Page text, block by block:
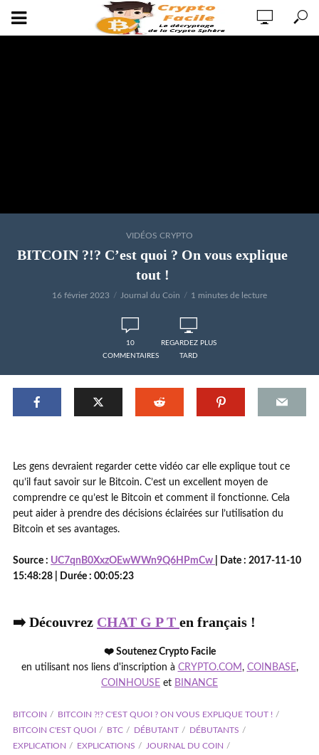
VIDÉOS CRYPTO
BITCOIN ?!? C’est quoi ? On vous explique
tout !
16 février 2023 Journal du Coin 1 minutes de lecture
10
COMMENTAIRES
REGARDEZ PLUS
TARD
Les gens devraient regarder cette vidéo car elle explique tout ce
qu’il faut savoir sur le Bitcoin. C’est un excellent moyen de
comprendre ce qu’est le Bitcoin et comment il fonctionne. Cela
peut aider à prendre des décisions éclairées sur l’utilisation du
Bitcoin et ses avantages.
Source : UC7qnB0XxzOEwWWn9Q6HPmCw
| Date : 2017-11-10
15:48:28 | Durée : 00:05:23
➡️ Découvrez CHAT G P T en français !
❤️ Soutenez Crypto Facile
en utilisant nos liens d'inscription à CRYPTO.COM, COINBASE,
COINHOUSE et BINANCE
BITCOIN
BITCOIN ?!? C'EST QUOI ? ON VOUS EXPLIQUE TOUT !
BITCOIN C'EST QUOI
BTC DÉBUTANT
DÉBUTANTS
EXPLICATION
EXPLICATIONS
JOURNAL DU COIN